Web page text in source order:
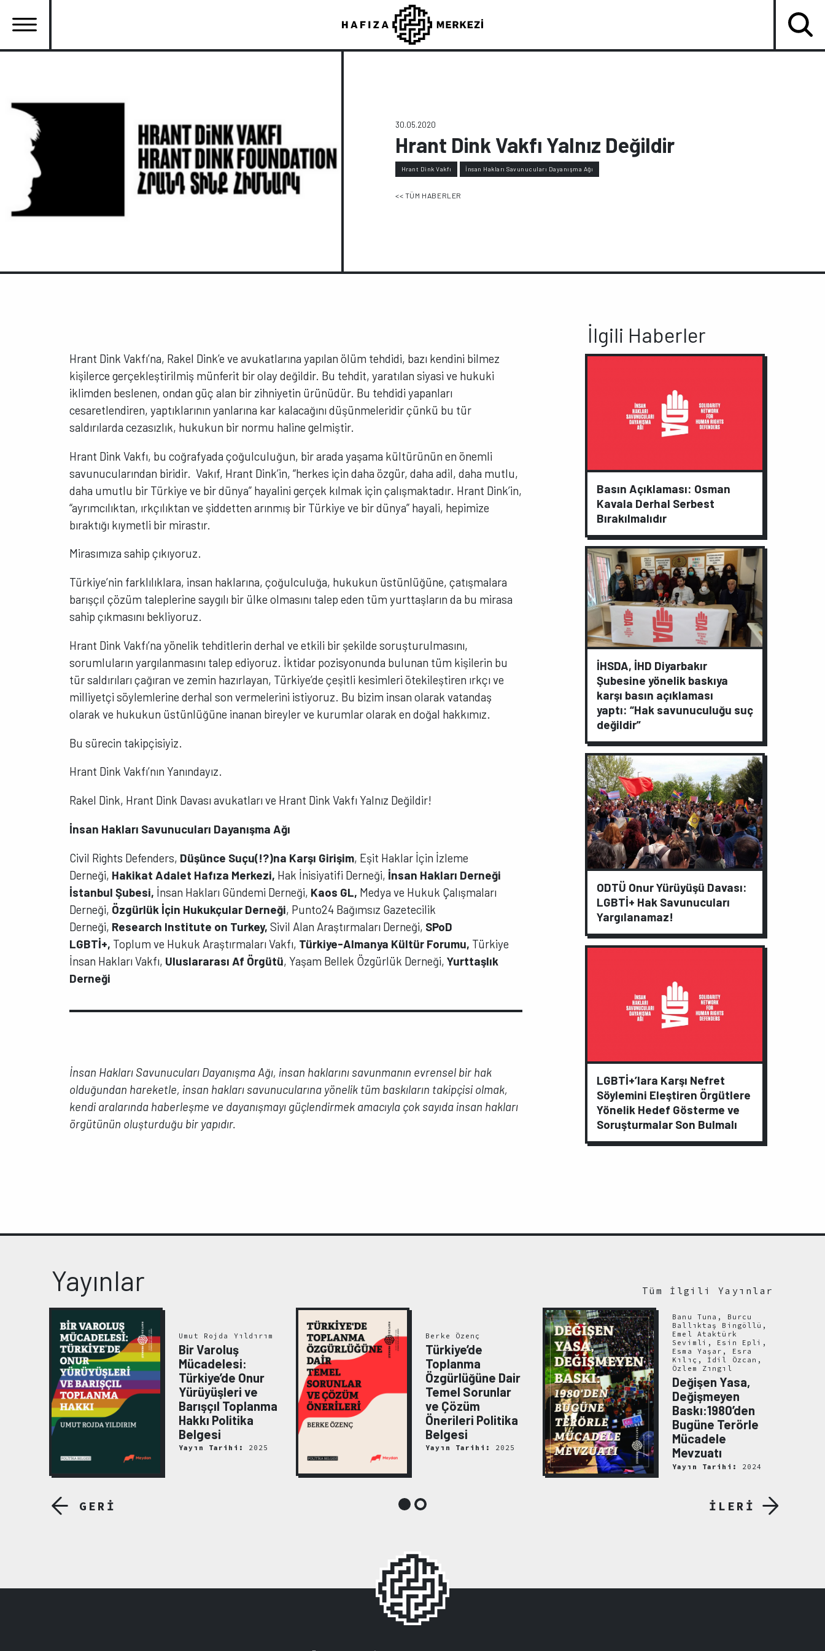
atla
menüsü
30.05.2020
Hrant Dink Vakfı Yalnız Değildir
Hrant Dink Vakfı İnsan Hakları Savunucuları Dayanışma Ağı
<< TÜM HABERLER
Hrant Dink Vakfı’na, Rakel Dink’e ve avukatlarına yapılan ölüm tehdidi, bazı kendini bilmez
kişilerce gerçekleştirilmiş münferit bir olay değildir. Bu tehdit, yaratılan siyasi ve hukuki
iklimden beslenen, ondan güç alan bir zihniyetin ürünüdür. Bu tehdidi yapanları
cesaretlendiren, yaptıklarının yanlarına kar kalacağını düşünmeleridir çünkü bu tür
saldırılarda cezasızlık, hukukun bir normu haline gelmiştir.
Hrant Dink Vakfı, bu coğrafyada çoğulculuğun, bir arada yaşama kültürünün en önemli
savunucularından biridir. Vakıf, Hrant Dink’in, “herkes için daha özgür, daha adil, daha mutlu,
daha umutlu bir Türkiye ve bir dünya” hayalini gerçek kılmak için çalışmaktadır. Hrant Dink’in,
“ayrımcılıktan, ırkçılıktan ve şiddetten arınmış bir Türkiye ve bir dünya” hayali, hepimize
bıraktığı kıymetli bir mirastır.
Mirasımıza sahip çıkıyoruz.
Türkiye’nin farklılıklara, insan haklarına, çoğulculuğa, hukukun üstünlüğüne, çatışmalara
barışçıl çözüm taleplerine saygılı bir ülke olmasını talep eden tüm yurttaşların da bu mirasa
sahip çıkmasını bekliyoruz.
Hrant Dink Vakfı’na yönelik tehditlerin derhal ve etkili bir şekilde soruşturulmasını,
sorumluların yargılanmasını talep ediyoruz. İktidar pozisyonunda bulunan tüm kişilerin bu
tür saldırıları çağıran ve zemin hazırlayan, Türkiye’de çeşitli kesimleri ötekileştiren ırkçı ve
milliyetçi söylemlerine derhal son vermelerini istiyoruz. Bu bizim insan olarak vatandaş
olarak ve hukukun üstünlüğüne inanan bireyler ve kurumlar olarak en doğal hakkımız.
Bu sürecin takipçisiyiz.
Hrant Dink Vakfı’nın Yanındayız.
Rakel Dink, Hrant Dink Davası avukatları ve Hrant Dink Vakfı Yalnız Değildir!
İnsan Hakları Savunucuları Dayanışma Ağı
Civil Rights Defenders, Düşünce Suçu(!?)na Karşı Girişim, Eşit Haklar İçin İzleme
Derneği, Hakikat Adalet Hafıza Merkezi, Hak İnisiyatifi Derneği, İnsan Hakları Derneği
İstanbul Şubesi, İnsan Hakları Gündemi Derneği, Kaos GL, Medya ve Hukuk Çalışmaları
Derneği, Özgürlük İçin Hukukçular Derneği, Punto24 Bağımsız Gazetecilik
Derneği, Research Institute on Turkey, Sivil Alan Araştırmaları Derneği, SPoD
LGBTİ+, Toplum ve Hukuk Araştırmaları Vakfı, Türkiye-Almanya Kültür Forumu, Türkiye
İnsan Hakları Vakfı, Uluslararası Af Örgütü, Yaşam Bellek Özgürlük Derneği,Yurttaşlık
Derneği
İnsan Hakları Savunucuları Dayanışma Ağı, insan haklarını savunmanın evrensel bir hak
olduğundan hareketle, insan hakları savunucularına yönelik tüm baskıların takipçisi olmak,
kendi aralarında haberleşme ve dayanışmayı güçlendirmek amacıyla çok sayıda insan hakları
örgütünün oluşturduğu bir yapıdır.
İlgili Haberler
Basın Açıklaması: Osman
Kavala Derhal Serbest
Bırakılmalıdır
İHSDA, İHD Diyarbakır
Şubesine yönelik baskıya
karşı basın açıklaması
yaptı: “Hak savunuculuğu suç
değildir”
ODTÜ Onur Yürüyüşü Davası:
LGBTİ+ Hak Savunucuları
Yargılanamaz!
LGBTİ+’lara Karşı Nefret
Söylemini Eleştiren Örgütlere
Yönelik Hedef Gösterme ve
Soruşturmalar Son Bulmalı
Yayınlar Tüm İlgili Yayınlar
GERİ
Umut Rojda Yıldırım
Bir Varoluş
Mücadelesi:
Türkiye’de Onur
Yürüyüşleri ve
Barışçıl Toplanma
Hakkı Politika
Belgesi
Yayın Tarihi: 2025
Berke Özenç
Türkiye’de
Toplanma
Özgürlüğüne Dair
Temel Sorunlar
ve Çözüm
Önerileri Politika
Belgesi
Yayın Tarihi: 2025
Banu Tuna, Burcu
Ballıktaş Bingöllü,
Emel Ataktürk
Sevimli, Esin Epli,
Esma Yaşar, Esra
Kılıç, İdil Özcan,
Özlem Zıngıl
Değişen Yasa,
Değişmeyen
Baskı:1980’den
Bugüne Terörle
Mücadele
Mevzuatı
Yayın Tarihi: 2024
İLERİ